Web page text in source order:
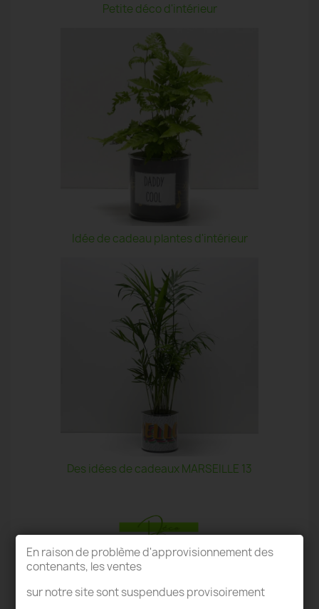
Petite déco d'intérieur
Idée de cadeau plantes d'intérieur
Des idées de cadeaux MARSEILLE 13
TERRARIUM MARSEILLE 13
En raison de problème d'approvisionnement des
contenants, les ventes
sur notre site sont suspendues provisoirement